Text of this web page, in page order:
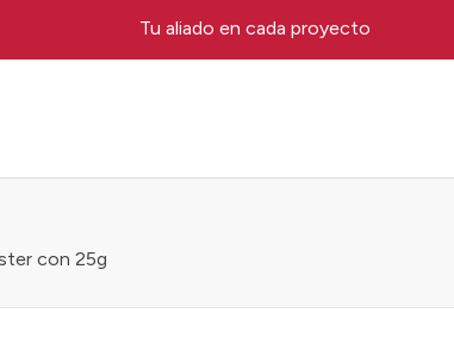
Tu aliado en cada proyecto
con 25g